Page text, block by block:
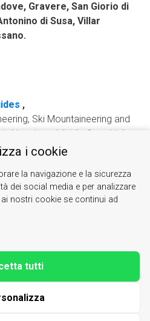
Gravere, San Giorio di
di Susa, Villar
.
,
Ski Mountaineering and
Novalesa, Middle Susa Valley.
con sede a Bardonecchia che
il loro lavoro. In tutte le stagioni
sulle montagna d’Italia e
i livelli, arrampicata su roccia e
di Arte e Cultura Alpina
|About us
| phone 0122622640
i cookie
la navigazione e la sicurezza
dei social media e per analizzare
nostri cookie se continui ad
tutti